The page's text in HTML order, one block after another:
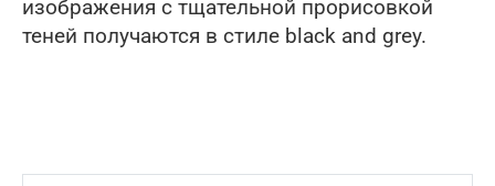
изображения с тщательной прорисовкой
теней получаются в стиле black and grey.